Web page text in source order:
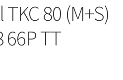
80 (M+S)
66P TT